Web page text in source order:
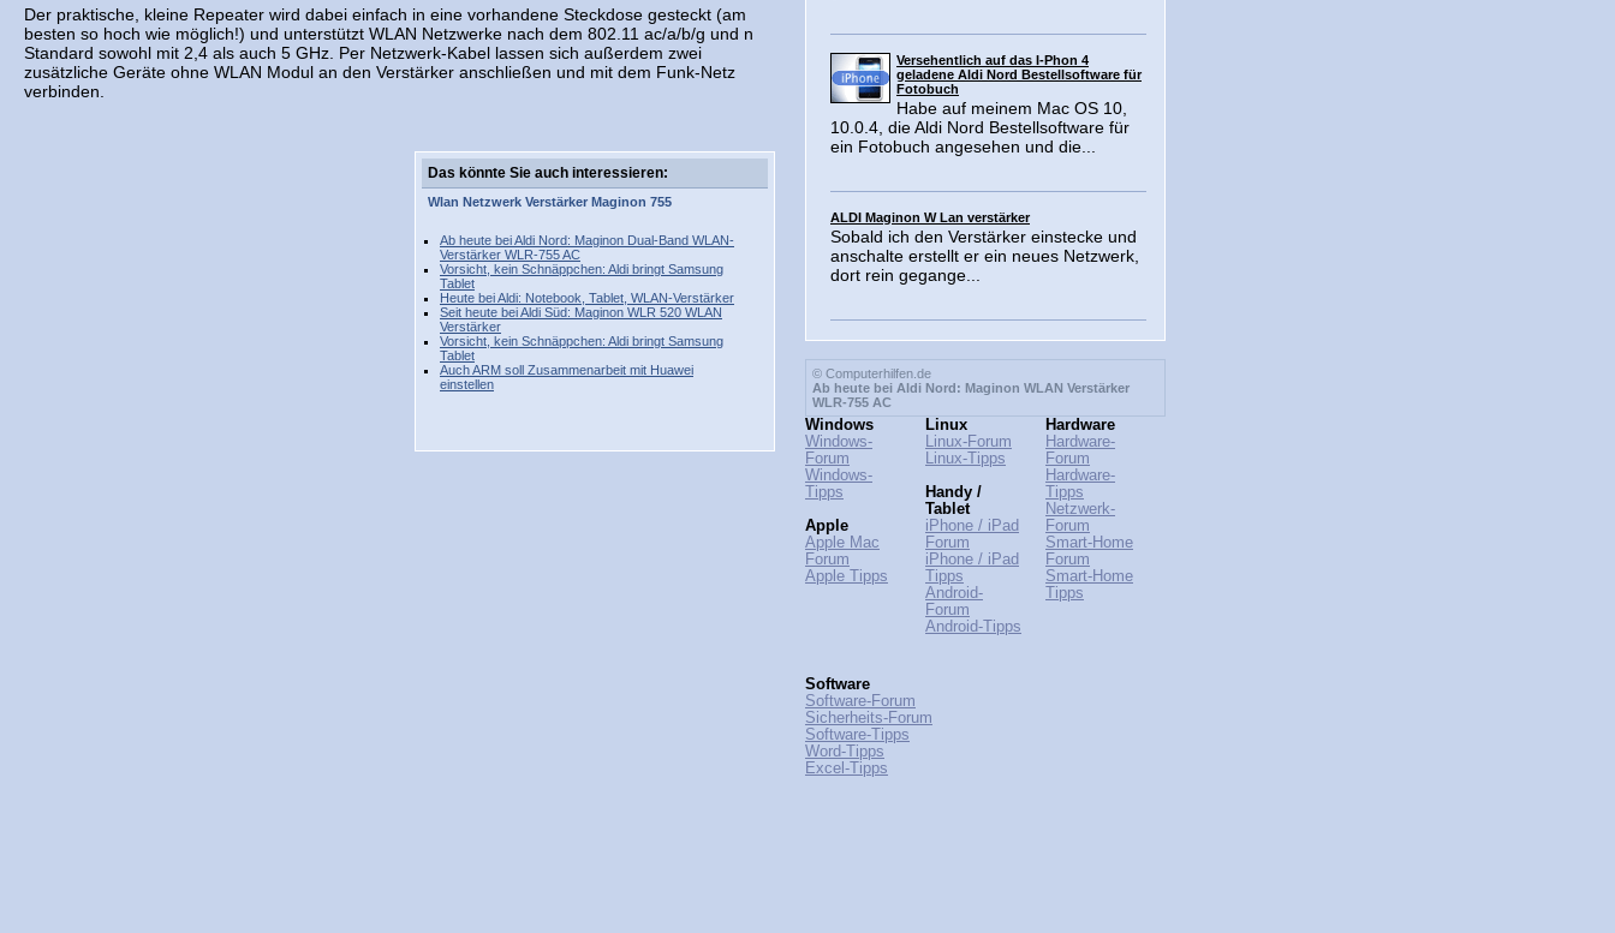
Der praktische, kleine Repeater wird dabei einfach in eine vorhandene Steckdose gesteckt (am
besten so hoch wie möglich!) und unterstützt WLAN Netzwerke nach dem 802.11 ac/a/b/g und n
Standard sowohl mit 2,4 als auch 5 GHz. Per Netzwerk-Kabel lassen sich außerdem zwei
zusätzliche Geräte ohne WLAN Modul an den Verstärker anschließen und mit dem Funk-Netz
verbinden.
Das könnte Sie auch interessieren:
Wlan Netzwerk Verstärker Maginon 755
Ab heute bei Aldi Nord: Maginon Dual-Band WLAN-
Verstärker WLR-755 AC
Vorsicht, kein Schnäppchen: Aldi bringt Samsung
Tablet
Heute bei Aldi: Notebook, Tablet, WLAN-Verstärker
Seit heute bei Aldi Süd: Maginon WLR 520 WLAN
Verstärker
Vorsicht, kein Schnäppchen: Aldi bringt Samsung
Tablet
Auch ARM soll Zusammenarbeit mit Huawei
einstellen
Versehentlich auf das I-Phon 4
geladene Aldi Nord Bestellsoftware für
Fotobuch
Habe auf meinem Mac OS 10,
10.0.4, die Aldi Nord Bestellsoftware für
ein Fotobuch angesehen und die...
ALDI Maginon W Lan verstärker
Sobald ich den Verstärker einstecke und
anschalte erstellt er ein neues Netzwerk,
dort rein gegange...
© Computerhilfen.de
Ab heute bei Aldi Nord: Maginon WLAN Verstärker
WLR-755 AC
Windows
Windows-
Forum
Windows-
Tipps
Apple
Apple Mac
Forum
Apple Tipps
Linux
Linux-Forum
Linux-Tipps
Handy /
Tablet
iPhone / iPad
Forum
iPhone / iPad
Tipps
Android-
Forum
Android-Tipps
Hardware
Hardware-
Forum
Hardware-
Tipps
Netzwerk-
Forum
Smart-Home
Forum
Smart-Home
Tipps
Software
Software-Forum
Sicherheits-Forum
Software-Tipps
Word-Tipps
Excel-Tipps